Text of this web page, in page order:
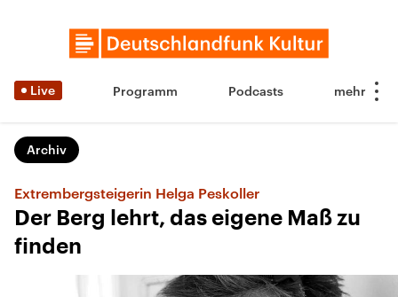
Live Programm Podcasts
Archiv
Extrembergsteigerin Helga Peskoller
Der Berg lehrt, das eigene Maß zu
finden